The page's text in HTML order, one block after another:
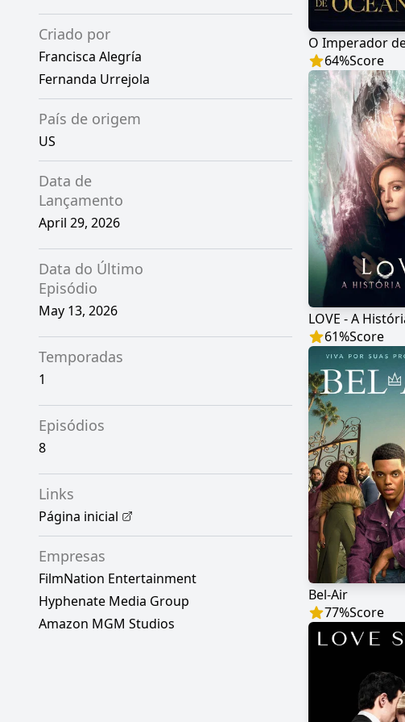
Criado por
Francisca Alegría
Fernanda Urrejola
País de origem
US
Data de
Lançamento
April 29, 2026
Data do Último
Episódio
May 13, 2026
Temporadas
1
Episódios
8
Links
Página inicial
Empresas
FilmNation Entertainment
Hyphenate Media Group
Amazon MGM Studios
O Imperador
64%Score
LOVE - A
61%Score
Bel-Air
77%Score